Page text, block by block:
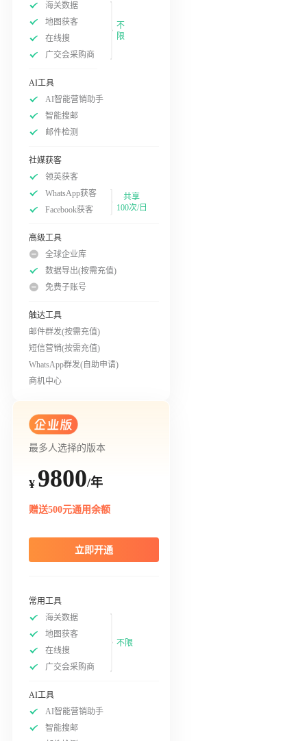
海关数据
地图获客
在线搜
广交会采购商
不
限
AI工具
AI智能营销助手
智能搜邮
邮件检测
社媒获客
领英获客
WhatsApp获客
Facebook获客
共享
100次/日
高级工具
全球企业库
数据导出(按需充值)
免费子账号
触达工具
邮件群发(按需充值)
短信营销(按需充值)
WhatsApp群发(自助申请)
商机中心
最多人选择的版本
¥ 9800/年
赠送500元通用余额
立即开通
常用工具
海关数据
地图获客
在线搜
广交会采购商
不限
AI工具
AI智能营销助手
智能搜邮